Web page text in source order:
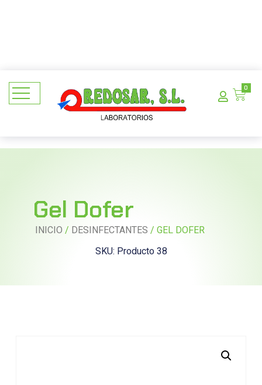
0
Gel Dofer
INICIO / DESINFECTANTES / GEL DOFER
SKU: Producto 38